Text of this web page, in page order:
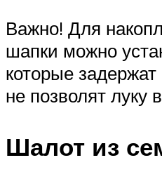
Важно! Для
шапки можно
которые задержат
не позволят луку
Шалот из